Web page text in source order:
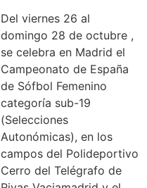
Del viernes 26 al
domingo 28 de octubre ,
se celebra en Madrid el
Campeonato de España
de Sófbol Femenino
categoría sub-19
(Selecciones
Autonómicas), en los
campos del Polideportivo
Cerro del Telégrafo de